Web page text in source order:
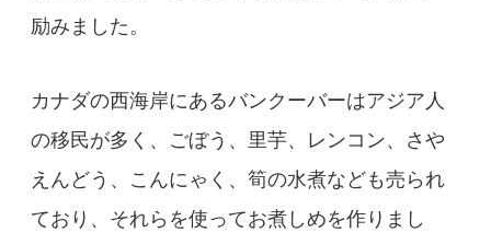
励みました。
カナダの西海岸にあるバンクーバーはアジア人
の移民が多く、ごぼう、里芋、レンコン、さや
えんどう、こんにゃく、筍の水煮なども売られ
ており、それらを使ってお煮しめを作りまし